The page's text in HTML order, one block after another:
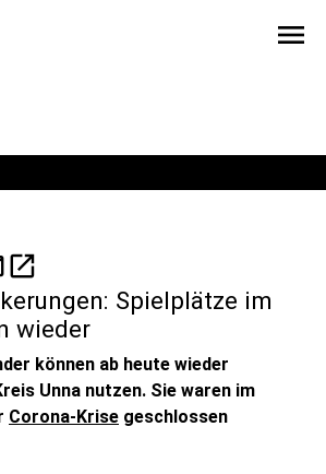
menu
open_in_new
Spielplätze im
wieder
können ab heute wieder
Unna nutzen. Sie waren im
Corona-Krise geschlossen